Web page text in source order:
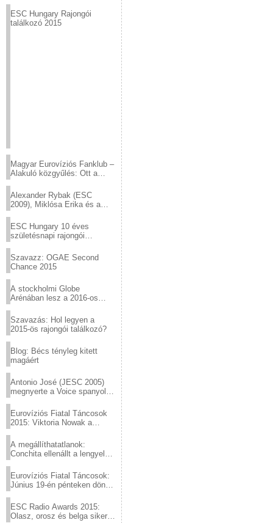
ESC Hungary Rajongói
találkozó 2015
Magyar Eurovíziós Fanklub –
Alakuló közgyűlés: Ott a
Alexander Rybak (ESC
2009), Miklósa Erika és a
sztárjai a Margitszigeten
ESC Hungary 10 éves
születésnapi rajongói
Szavazz: OGAE Second
Chance 2015
A stockholmi Globe
Arénában lesz a 2016-os
Szavazás: Hol legyen a
2015-ös rajongói találkozó?
Blog: Bécs tényleg kitett
magáért
Antonio José (JESC 2005)
megnyerte a Voice spanyol
Eurovíziós Fiatal Táncosok
2015: Viktoria Nowak a
A megállíthatatlanok:
Conchita ellenállt a lengyel
Eurovíziós Fiatal Táncosok:
Június 19-én pénteken döntő
ESC Radio Awards 2015:
Olasz, orosz és belga siker,